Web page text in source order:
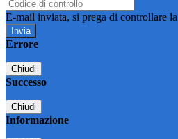
E-mail inviata, si prega di controllare
Errore
Chiudi
Successo
Chiudi
Informazione